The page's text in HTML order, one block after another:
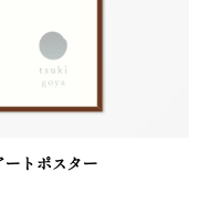
トポスター